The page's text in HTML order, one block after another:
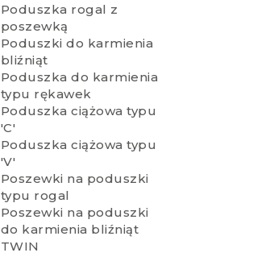
Poduszka rogal z
poszewką
Poduszki do karmienia
bliźniąt
Poduszka do karmienia
typu rękawek
Poduszka ciążowa typu
'C'
Poduszka ciążowa typu
'V'
Poszewki na poduszki
typu rogal
Poszewki na poduszki
do karmienia bliźniąt
TWIN